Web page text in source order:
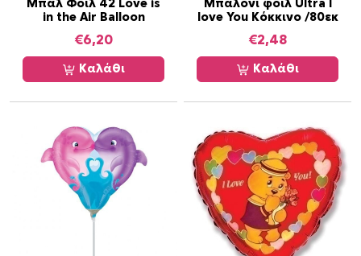
Μπαλ Φοιλ 42 Love is
in the Air Balloon
€6,20
Καλάθι
Μπαλόνι φοιλ Ultra I
love You Κόκκινο /80εκ
€2,48
Καλάθι